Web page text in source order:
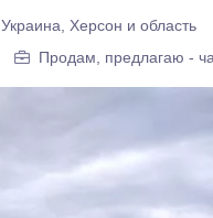
Украина, Херсон и область
Продам, предлагаю -